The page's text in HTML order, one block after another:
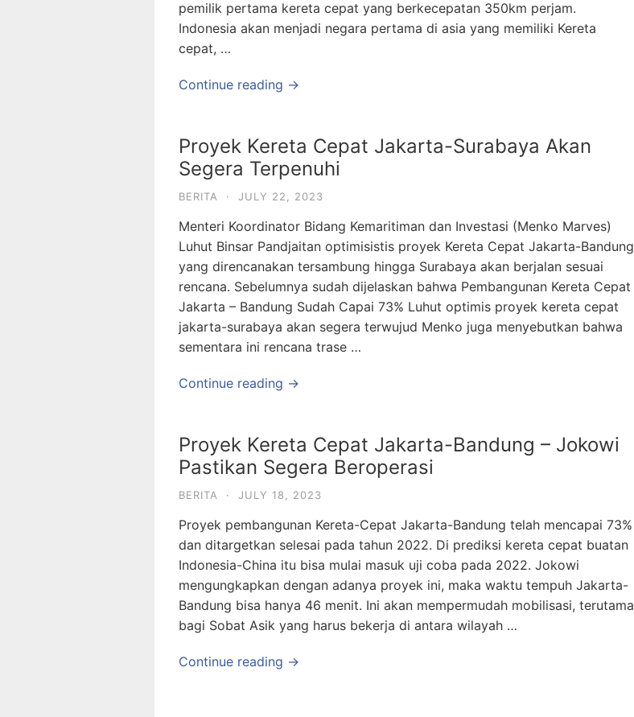
pemilik pertama kereta cepat yang berkecepatan 350km perjam.
Indonesia akan menjadi negara pertama di asia yang memiliki Kereta
cepat, …
Continue reading →
Proyek Kereta Cepat Jakarta-Surabaya Akan
Segera Terpenuhi
BERITA · JULY 22, 2023
Menteri Koordinator Bidang Kemaritiman dan Investasi (Menko Marves)
Luhut Binsar Pandjaitan optimisistis proyek Kereta Cepat Jakarta-Bandung
yang direncanakan tersambung hingga Surabaya akan berjalan sesuai
rencana. Sebelumnya sudah dijelaskan bahwa Pembangunan Kereta Cepat
Jakarta – Bandung Sudah Capai 73% Luhut optimis proyek kereta cepat
jakarta-surabaya akan segera terwujud Menko juga menyebutkan bahwa
sementara ini rencana trase …
Continue reading →
Proyek Kereta Cepat Jakarta-Bandung – Jokowi
Pastikan Segera Beroperasi
BERITA · JULY 18, 2023
Proyek pembangunan Kereta-Cepat Jakarta-Bandung telah mencapai 73%
dan ditargetkan selesai pada tahun 2022. Di prediksi kereta cepat buatan
Indonesia-China itu bisa mulai masuk uji coba pada 2022. Jokowi
mengungkapkan dengan adanya proyek ini, maka waktu tempuh Jakarta-
Bandung bisa hanya 46 menit. Ini akan mempermudah mobilisasi, terutama
bagi Sobat Asik yang harus bekerja di antara wilayah …
Continue reading →